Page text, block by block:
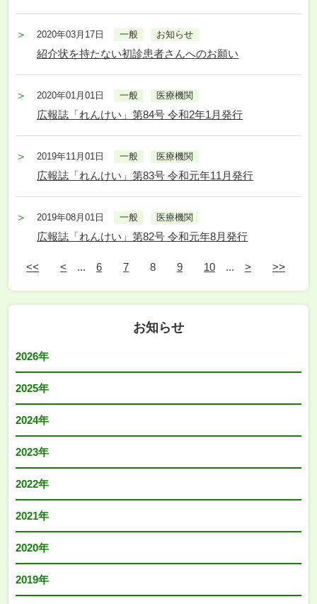
2020年03月17日 一般 お知らせ
紹介状を持たない初診患者さんへのお願い
2020年01月01日 一般 医療機関
広報誌「れんけい」第84号 令和2年1月発行
2019年11月01日 一般 医療機関
広報誌「れんけい」第83号 令和元年11月発行
2019年08月01日 一般 医療機関
広報誌「れんけい」第82号 令和元年8月発行
<< < ... 6 7 8 9 10 ... > >>
お知らせ
2026年
2025年
2024年
2023年
2022年
2021年
2020年
2019年